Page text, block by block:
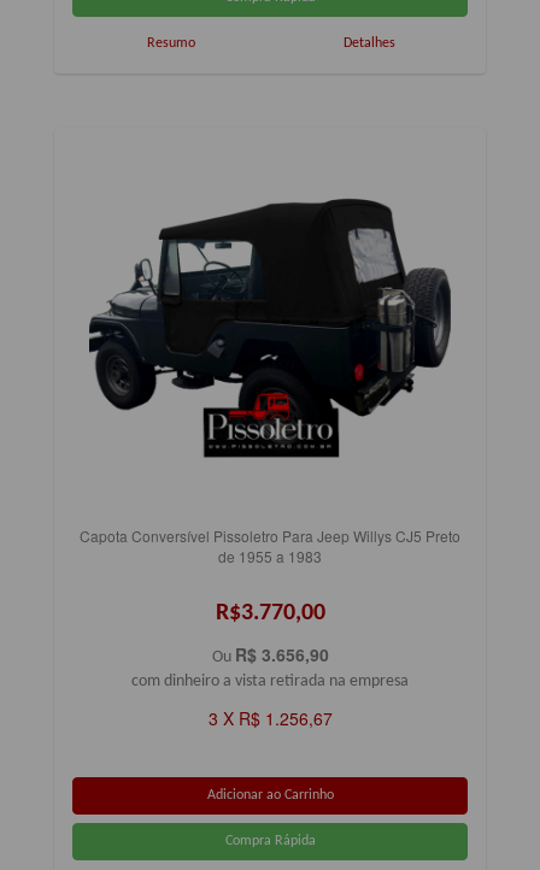
Resumo Detalhes
Capota Conversível Pissoletro Para Jeep Willys CJ5 Preto
de 1955 a 1983
R$3.770,00
Ou R$ 3.656,90
com dinheiro a vista retirada na empresa
3 X R$ 1.256,67